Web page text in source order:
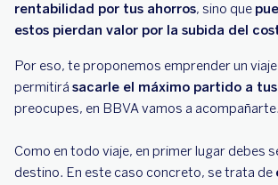
rentabilidad por tus ahorros, sino que
estos pierdan valor por la subida del
Por eso, te proponemos emprender un
permitirá sacarle el máximo partido a
preocupes, en BBVA vamos a acompañarte.
Como en todo viaje, en primer lugar debes
destino. En este caso concreto, se trata de